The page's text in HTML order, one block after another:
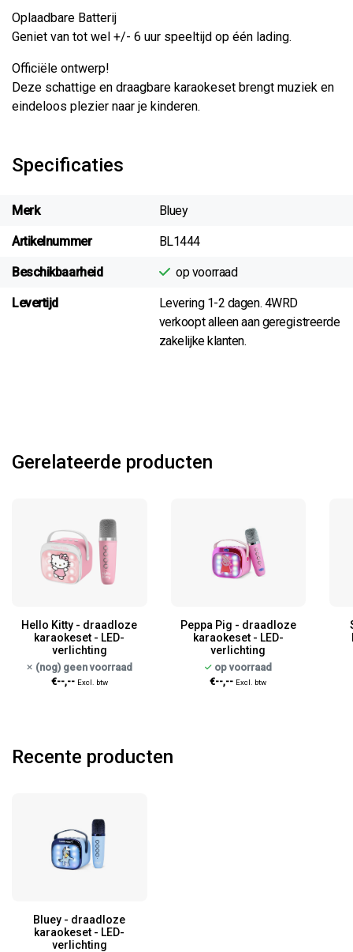
Oplaadbare Batterij
Geniet van tot wel +/- 6 uur speeltijd op één lading.
Officiële ontwerp!
Deze schattige en draagbare karaokeset brengt muziek en
eindeloos plezier naar je kinderen.
Specificaties
Merk Bluey
Artikelnummer BL1444
Beschikbaarheid op voorraad
Levertijd
Levering 1-2 dagen. 4WRD
verkoopt alleen aan geregistreerde
zakelijke klanten.
Gerelateerde producten
Hello Kitty - draadloze
karaokeset - LED-
verlichting
(nog) geen voorraad
€--,-- Excl. btw
Peppa Pig - draadloze
karaokeset - LED-
verlichting
op voorraad
€--,-- Excl. btw
Recente producten
Bluey - draadloze
karaokeset - LED-
verlichting